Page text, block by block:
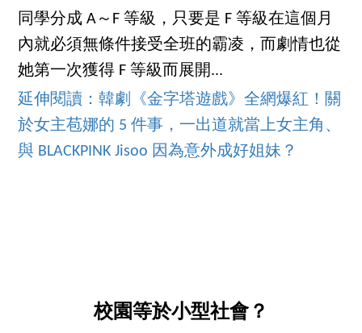
同學分成 A～F 等級，只要是 F 等級在這個月
內就必須無條件接受全班的霸凌，而劇情也從
她第一次獲得 F 等級而展開...
延伸閱讀：韓劇《金字塔遊戲》全網爆紅！關
於女主苞娜的 5 件事，一出道就當上女主角、
與 BLACKPINK Jisoo 因為意外成好姐妹？
校園等於小型社會？